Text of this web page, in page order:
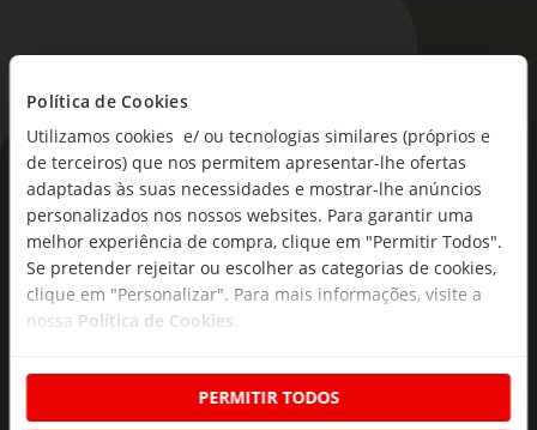
Política de Cookies
Utilizamos cookies e/ ou tecnologias similares (próprios e
de terceiros) que nos permitem apresentar-lhe ofertas
adaptadas às suas necessidades e mostrar-lhe anúncios
personalizados nos nossos websites. Para garantir uma
melhor experiência de compra, clique em "Permitir Todos".
Se pretender rejeitar ou escolher as categorias de cookies,
clique em "Personalizar". Para mais informações, visite a
nossa Política de Cookies
PERMITIR TODOS
As novidades mais frescas no
seu e-mail!
Subscreva e descubra campanhas exclusivas,
ofertas e novidades para si.